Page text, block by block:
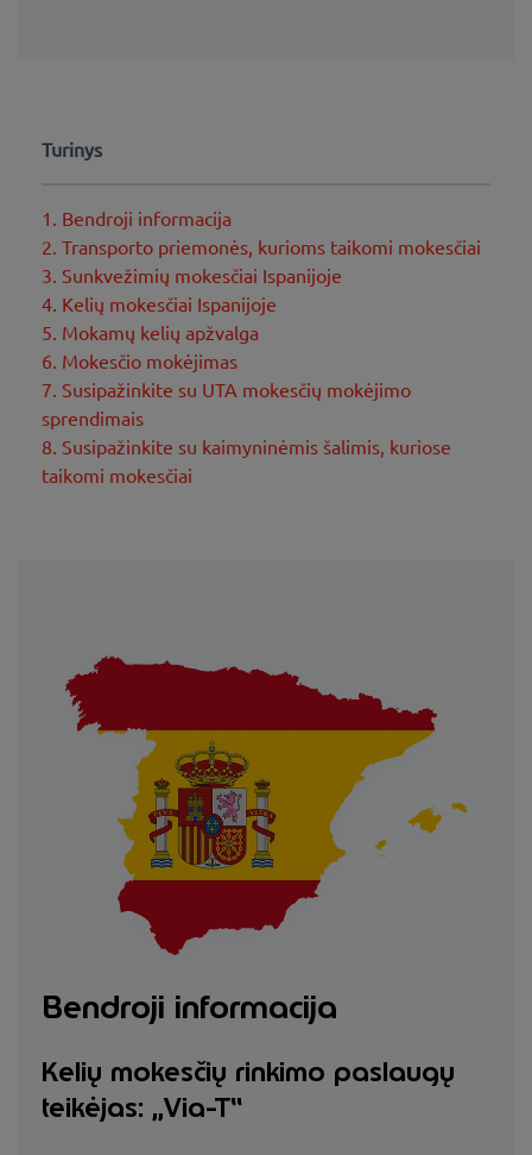
Turinys
1. Bendroji informacija
2. Transporto priemonės, kurioms taikomi mokesčiai
3. Sunkvežimių mokesčiai Ispanijoje
4. Kelių mokesčiai Ispanijoje
5. Mokamų kelių apžvalga
6. Mokesčio mokėjimas
7. Susipažinkite su UTA mokesčių mokėjimo
sprendimais
8. Susipažinkite su kaimyninėmis šalimis, kuriose
taikomi mokesčiai
Bendroji informacija
Kelių mokesčių rinkimo paslaugų
teikėjas: „Via-T“